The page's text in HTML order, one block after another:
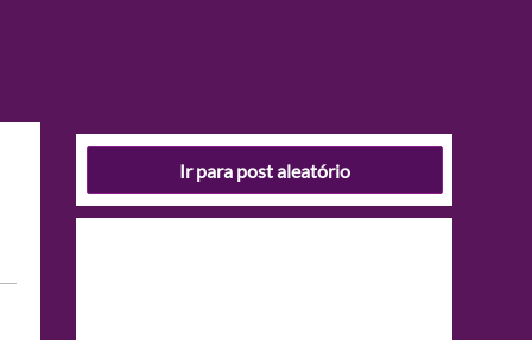
Ir para post aleatório